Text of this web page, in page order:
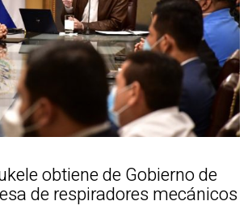
obtiene de Gobierno de
de respiradores mecánicos